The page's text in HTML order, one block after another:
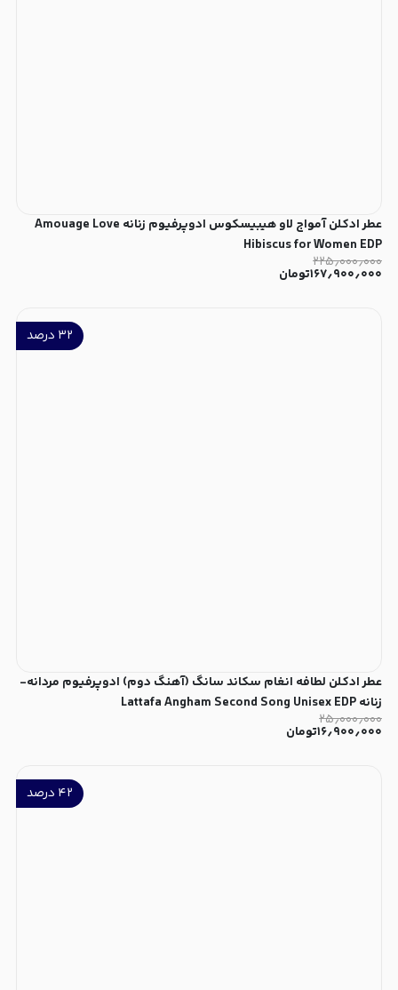
عطر ادکلن آمواج لاو هیبیسکوس ادوپرفیوم زنانه Amouage Love
Hibiscus for Women EDP
۲۲۵٫۰۰۰٫۰۰۰
۱۶۷٫۹۰۰٫۰۰۰تومان
۳۲ درصد
عطر ادکلن لطافه انغام سکاند سانگ (آهنگ دوم) ادوپرفیوم مردانه-
زنانه Lattafa Angham Second Song Unisex EDP
۲۵٫۰۰۰٫۰۰۰
۱۶٫۹۰۰٫۰۰۰تومان
۴۲ درصد